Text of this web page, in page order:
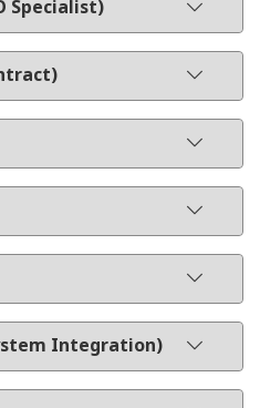
Specialist)
Integration)